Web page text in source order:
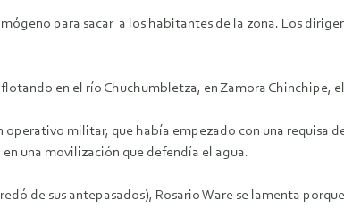
para sacar a los habitantes de la zona. Los
en el río Chuchumbletza, en Zamora Chinchipe,
militar, que había empezado con una requisa
una movilización que defendía el agua.
de sus antepasados), Rosario Ware se lamenta